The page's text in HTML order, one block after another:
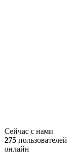
Сейчас с нами
275 пользователей
онлайн